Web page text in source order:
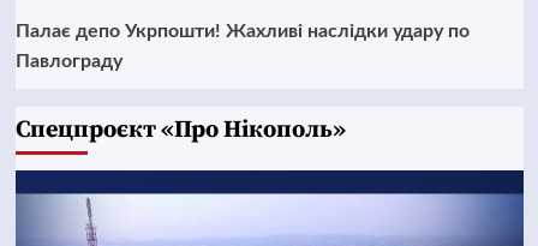
Палає депо Укрпошти! Жахливі наслідки удару по
Павлограду
Cпецпроєкт «Про Нікополь»